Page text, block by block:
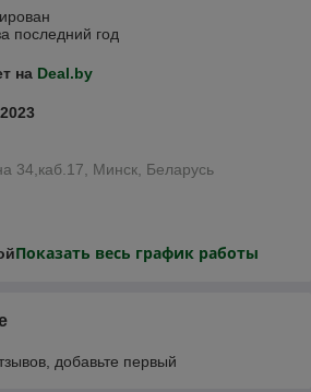
последний год
на Deal.by
34,каб.17, Минск, Беларусь
Показать весь график работы
добавьте первый